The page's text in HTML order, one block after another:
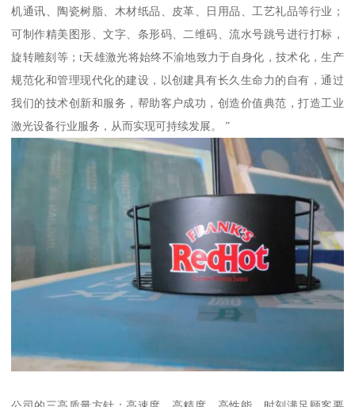
机通讯、陶瓷树脂、木材纸品、皮革、日用品、工艺礼品等行业；
可制作精美图形、文字、条形码、二维码、流水号跳号进行打标，
旋转雕刻等；t天雄激光将始终不渝地致力于自身化，技术化，生产
规范化和管理现代化的建设，以创建具有长久生命力的自有，通过
我们的技术创新和服务，帮助客户成功，创造价值典范，打造工业
激光设备行业服务，从而实现可持续发展。 ”